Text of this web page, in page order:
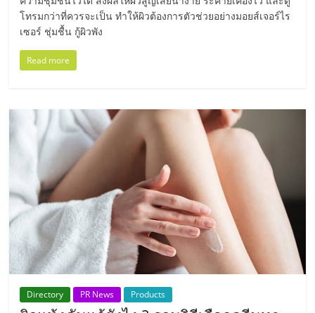
ศูนย์
รวม
แฟ
รน
ไชส์
พร้อม
ทำเล
สำหรับ
โทรมกว่าที่ควรจะเป็น ทำให้ผิวต้องการตัวช่วยอย่างมอยส์เจอร์ไร
เซอร์ ชุ่มชื้น กู้ผิวพัง
Read more
Directory PR News Products